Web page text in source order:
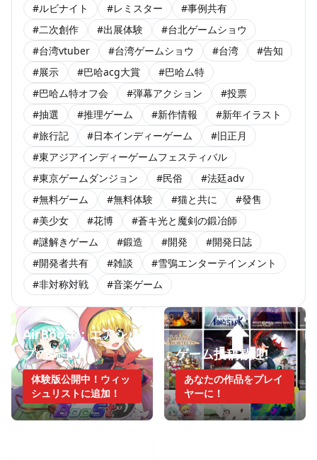
#ルビナイト
#レミスター
#事例共有
#二次創作
#出展体験
#台北ゲームショウ
#台湾vtuber
#台湾ゲームショウ #台湾
#告知
#展示
#巴哈acg大賞
#巴哈ム特
#巴哈ム特オフ会
#弾幕アクション
#投票
#抽選
#推理ゲーム #新作情報
#新年イラスト
#旅行記
#日本インディーゲーム
#旧正月
#東アジアインディーゲームフェスティバル
#東京ゲームダンジョン
#民俗
#法廷adv
#無料ゲーム
#無料体験 #猫と共に
#發售
#美少女
#花博
#蒼キ光と魔剣の鍛冶師
#謎解きゲーム
#鍛造 #開発
#開発日誌
#開発者共有
#雑談
#雪鴞エンターテインメント
#非対称対戦
#音楽ゲーム
AirBoost：エアシッ
プの騎士
体験版公開中！ウィッ
シュリストに追加！
ゲーム投稿歓迎!
あなたの作品をプレイ
ヤーに！